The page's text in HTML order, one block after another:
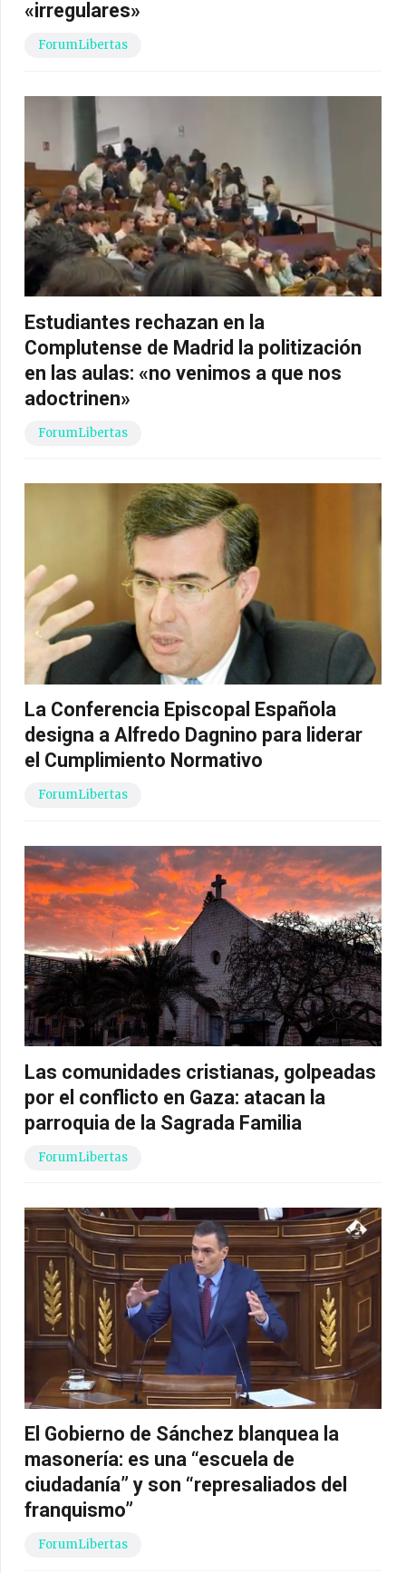
«irregulares»
ForumLibertas
Estudiantes rechazan en la
Complutense de Madrid la politización
en las aulas: «no venimos a que nos
adoctrinen»
ForumLibertas
La Conferencia Episcopal Española
designa a Alfredo Dagnino para liderar
el Cumplimiento Normativo
ForumLibertas
Las comunidades cristianas, golpeadas
por el conflicto en Gaza: atacan la
parroquia de la Sagrada Familia
ForumLibertas
El Gobierno de Sánchez blanquea la
masonería: es una “escuela de
ciudadanía” y son “represaliados del
franquismo”
ForumLibertas